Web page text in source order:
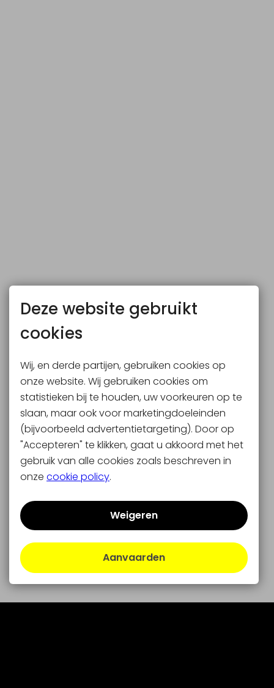
Deze website gebruikt
cookies
Wij, en derde partijen, gebruiken cookies op
onze website. Wij gebruiken cookies om
statistieken bij te houden, uw voorkeuren op te
slaan, maar ook voor marketingdoeleinden
(bijvoorbeeld advertentietargeting). Door op
"Accepteren" te klikken, gaat u akkoord met het
gebruik van alle cookies zoals beschreven in
onze cookie policy.
Weigeren
Aanvaarden